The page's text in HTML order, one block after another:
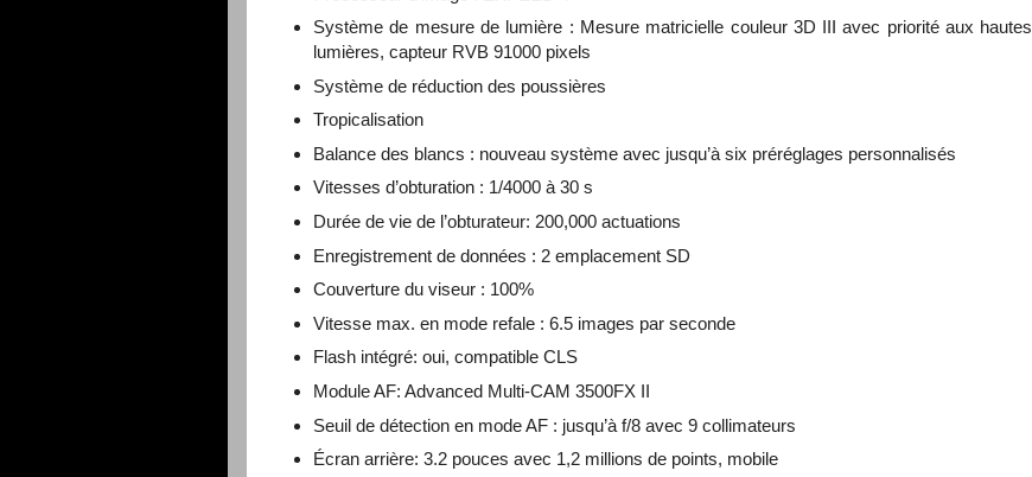
Système de mesure de lumière : Mesure matricielle couleur 3D III avec priorité aux hautes
lumières, capteur RVB 91000 pixels
Système de réduction des poussières
Tropicalisation
Balance des blancs : nouveau système avec jusqu’à six préréglages personnalisés
Vitesses d’obturation : 1/4000 à 30 s
Durée de vie de l’obturateur: 200,000 actuations
Enregistrement de données : 2 emplacement SD
Couverture du viseur : 100%
Vitesse max. en mode refale : 6.5 images par seconde
Flash intégré: oui, compatible CLS
Module AF: Advanced Multi-CAM 3500FX II
Seuil de détection en mode AF : jusqu’à f/8 avec 9 collimateurs
Écran arrière: 3.2 pouces avec 1,2 millions de points, mobile